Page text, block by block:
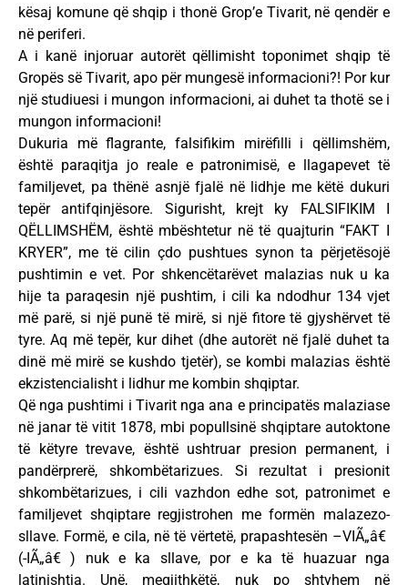
kësaj komune që shqip i thonë Grop’e Tivarit, në qendër e
në periferi.
A i kanë injoruar autorët qëllimisht toponimet shqip të
Gropës së Tivarit, apo për mungesë informacioni?! Por kur
një studiuesi i mungon informacioni, ai duhet ta thotë se i
mungon informacioni!
Dukuria më flagrante, falsifikim mirëfilli i qëllimshëm,
është paraqitja jo reale e patronimisë, e llagapevet të
familjevet, pa thënë asnjë fjalë në lidhje me këtë dukuri
tepër antifqinjësore. Sigurisht, krejt ky FALSIFIKIM I
QËLLIMSHËM, është mbështetur në të quajturin “FAKT I
KRYER”, me të cilin çdo pushtues synon ta përjetësojë
pushtimin e vet. Por shkencëtarëvet malazias nuk u ka
hije ta paraqesin një pushtim, i cili ka ndodhur 134 vjet
më parë, si një punë të mirë, si një fitore të gjyshërvet të
tyre. Aq më tepër, kur dihet (dhe autorët në fjalë duhet ta
dinë më mirë se kushdo tjetër), se kombi malazias është
ekzistencialisht i lidhur me kombin shqiptar.
Që nga pushtimi i Tivarit nga ana e principatës malaziase
në janar të vitit 1878, mbi popullsinë shqiptare autoktone
të këtyre trevave, është ushtruar presion permanent, i
pandërprerë, shkombëtarizues. Si rezultat i presionit
shkombëtarizues, i cili vazhdon edhe sot, patronimet e
familjevet shqiptare regjistrohen me formën malazezo-
sllave. Formë, e cila, në të vërtetë, prapashtesën –VIÃ„â€
(-IÃ„â€ ) nuk e ka sllave, por e ka të huazuar nga
latinishtja. Unë, megjithkëtë, nuk po shtyhem në